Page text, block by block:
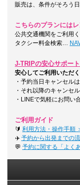
販売は、条件がそろう
こちらのプランには
公共交通機関をご利用
タクシー料金検索…
J-TRIPの安心サポー
安心してご利用いただ
・予約当日キャンセル
・それ以降のキャンセ
・LINEで気軽にお問
ご利用ガイド
🔰 利用方法・操作手順
✈️ 予約から出発までの
💬 予約に関する「よく